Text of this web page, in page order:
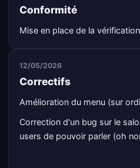
Conformité
Mise en place de la
12/05/2026
Correctifs
Amélioration du menu (sur
Correction d'un bug sur le
users de pouvoir parler (oh